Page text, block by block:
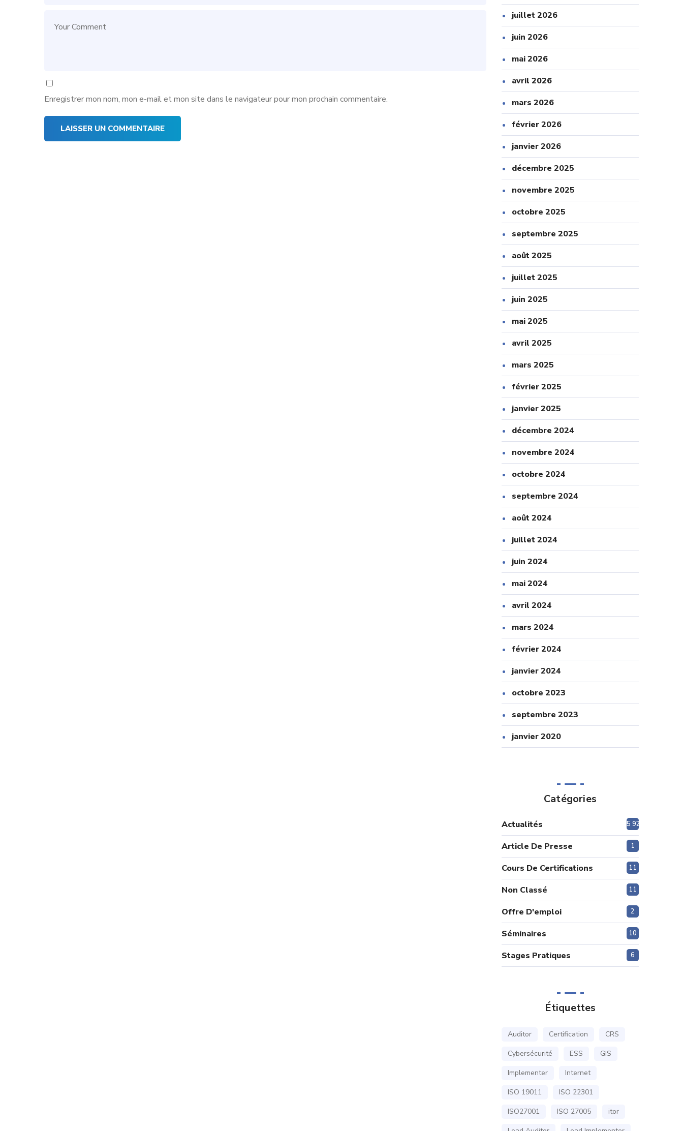
Enregistrer mon nom, mon e-mail et mon site dans le navigateur pour mon prochain commentaire.
juillet 2026
juin 2026
mai 2026
avril 2026
mars 2026
février 2026
janvier 2026
décembre 2025
novembre 2025
octobre 2025
septembre 2025
août 2025
juillet 2025
juin 2025
mai 2025
avril 2025
mars 2025
février 2025
janvier 2025
décembre 2024
novembre 2024
octobre 2024
septembre 2024
août 2024
juillet 2024
juin 2024
mai 2024
avril 2024
mars 2024
février 2024
janvier 2024
octobre 2023
septembre 2023
janvier 2020
Catégories
Actualités 5 920
Article De Presse 1
Cours De Certifications 11
Non Classé 11
Offre D'emploi 2
Séminaires 10
Stages Pratiques 6
Étiquettes
Auditor Certification
CRS
Cybersécurité
ESS
GIS
Implementer
Internet
ISO 19011
ISO 22301
ISO27001
ISO 27005
itor